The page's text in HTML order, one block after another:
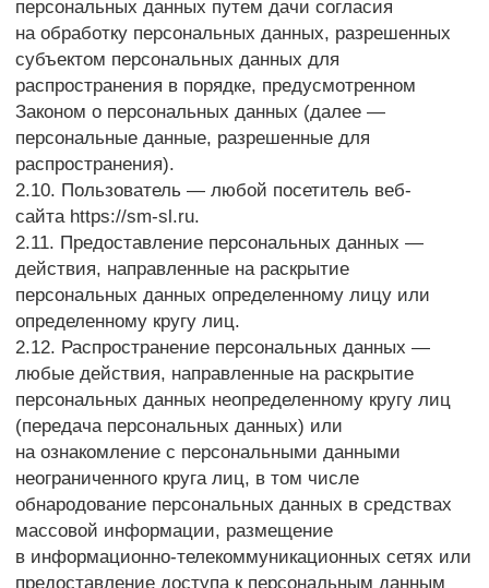
и/или уничтожаются материальные носители
персональных данных.
3. Основные права и обязанности Оператора
3.1. Оператор имеет право:
— получать от субъекта персональных данных
достоверные информацию и/или документы,
содержащие персональные данные;
— в случае отзыва субъектом персональных данных
согласия на обработку персональных данных,
а также, направления обращения с требованием
о прекращении обработки персональных данных,
Оператор вправе продолжить обработку
персональных данных без согласия субъекта
персональных данных при наличии оснований,
указанных в Законе о персональных данных;
— самостоятельно определять состав и перечень
мер, необходимых и достаточных для обеспечения
выполнения обязанностей, предусмотренных
Законом о персональных данных и принятыми
в соответствии с ним нормативными правовыми
актами, если иное не предусмотрено Законом
о персональных данных или другими
федеральными законами.
3.2. Оператор обязан:
— предоставлять субъекту персональных данных
по его просьбе информацию, касающуюся
обработки его персональных данных;
— организовывать обработку персональных данных
в порядке, установленном действующим
законодательством РФ;
— отвечать на обращения и запросы субъектов